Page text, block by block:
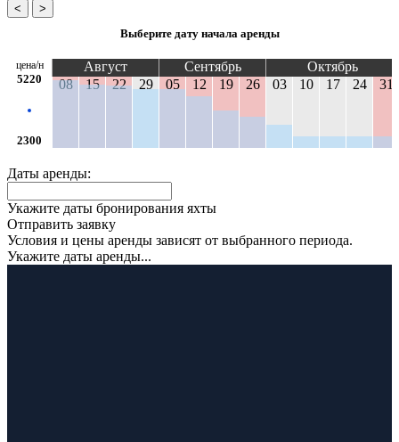
<
>
Выберите дату начала аренды
цена/н
5220
2300
Август Сентябрь
Октябрь
08
15 22 29 05 12 19 26 03 10 17 24 31
Даты аренды:
Укажите даты бронирования яхты
Отправить заявку
Условия и цены аренды зависят от выбранного периода.
Укажите даты аренды...